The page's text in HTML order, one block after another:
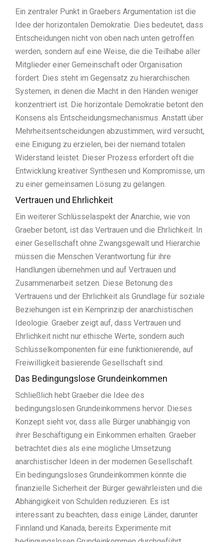
Ein zentraler Punkt in Graebers Argumentation ist die
Idee der horizontalen Demokratie. Dies bedeutet, dass
Entscheidungen nicht von oben nach unten getroffen
werden, sondern auf eine Weise, die die Teilhabe aller
Mitglieder einer Gemeinschaft oder Organisation
fördert. Dies steht im Gegensatz zu hierarchischen
Systemen, in denen die Macht in den Händen weniger
konzentriert ist. Die horizontale Demokratie betont den
Konsens als Entscheidungsmechanismus. Anstatt über
Mehrheitsentscheidungen abzustimmen, wird versucht,
eine Einigung zu erzielen, bei der niemand totalen
Widerstand leistet. Dieser Prozess erfordert oft die
Entwicklung kreativer Synthesen und Kompromisse, um
zu einer gemeinsamen Lösung zu gelangen.
Vertrauen und Ehrlichkeit
Ein weiterer Schlüsselaspekt der Anarchie, wie von
Graeber betont, ist das Vertrauen und die Ehrlichkeit. In
einer Gesellschaft ohne Zwangsgewalt und Hierarchie
müssen die Menschen Verantwortung für ihre
Handlungen übernehmen und auf Vertrauen und
Zusammenarbeit setzen. Diese Betonung des
Vertrauens und der Ehrlichkeit als Grundlage für soziale
Beziehungen ist ein Kernprinzip der anarchistischen
Ideologie. Graeber zeigt auf, dass Vertrauen und
Ehrlichkeit nicht nur ethische Werte, sondern auch
Schlüsselkomponenten für eine funktionierende, auf
Freiwilligkeit basierende Gesellschaft sind.
Das Bedingungslose Grundeinkommen
Schließlich hebt Graeber die Idee des
bedingungslosen Grundeinkommens hervor. Dieses
Konzept sieht vor, dass alle Bürger unabhängig von
ihrer Beschäftigung ein Einkommen erhalten. Graeber
betrachtet dies als eine mögliche Umsetzung
anarchistischer Ideen in der modernen Gesellschaft.
Ein bedingungsloses Grundeinkommen könnte die
finanzielle Sicherheit der Bürger gewährleisten und die
Abhängigkeit von Schulden reduzieren. Es ist
interessant zu beachten, dass einige Länder, darunter
Finnland und Kanada, bereits Experimente mit